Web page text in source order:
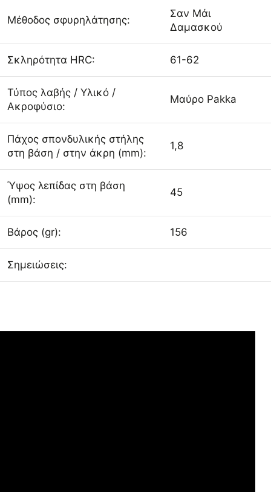
Μέθοδος σφυρηλάτησης:
Σαν Μάι
Δαμασκού
Σκληρότητα HRC: 61-62
Τύπος λαβής / Υλικό /
Ακροφύσιο:
Μαύρο Pakka
Πάχος σπονδυλικής στήλης
στη βάση / στην άκρη (mm):
1,8
Ύψος λεπίδας στη βάση
(mm):
45
Βάρος (gr): 156
Σημειώσεις: